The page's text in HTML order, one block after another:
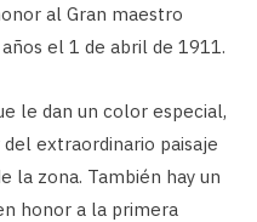
al Gran maestro
el 1 de abril de 1911.
le dan un color especial,
extraordinario paisaje
la zona. También hay un
honor a la primera